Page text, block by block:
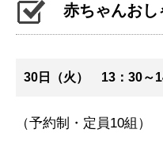
赤ちゃんお
30日（火） 13：30～
（予約制・定員10組）